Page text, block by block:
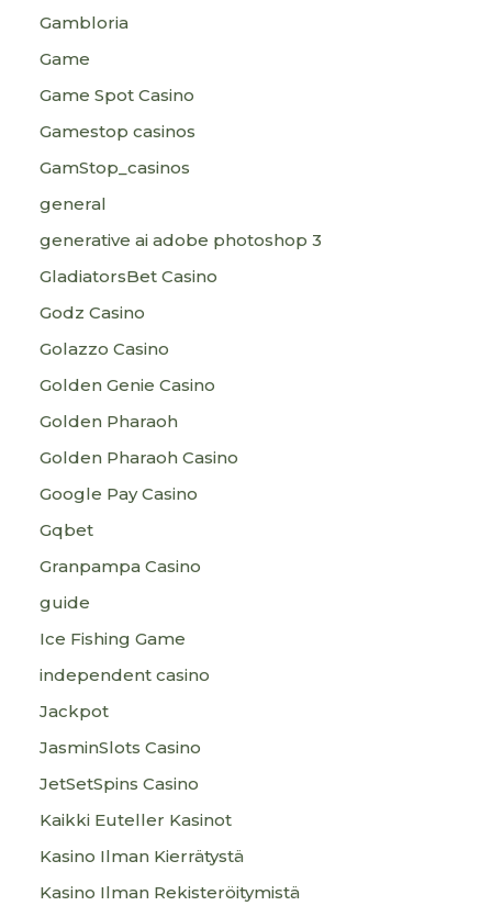
Gambloria
Game
Game Spot Casino
Gamestop casinos
GamStop_casinos
general
generative ai adobe photoshop 3
GladiatorsBet Casino
Godz Casino
Golazzo Casino
Golden Genie Casino
Golden Pharaoh
Golden Pharaoh Casino
Google Pay Casino
Gqbet
Granpampa Casino
guide
Ice Fishing Game
independent casino
Jackpot
JasminSlots Casino
JetSetSpins Casino
Kaikki Euteller Kasinot
Kasino Ilman Kierrätystä
Kasino Ilman Rekisteröitymistä